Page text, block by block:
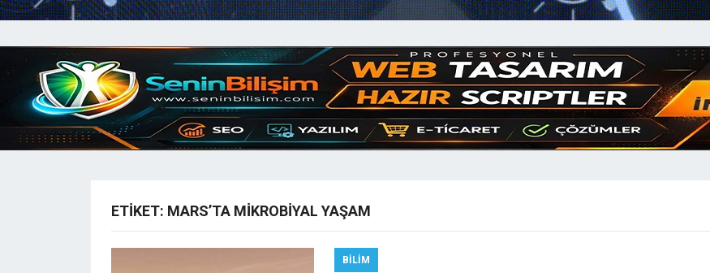
ETIKET: MARS’TA MIKROBIYAL YAŞAM
BILIM